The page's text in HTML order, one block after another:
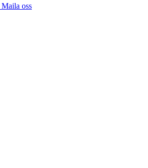
Maila oss